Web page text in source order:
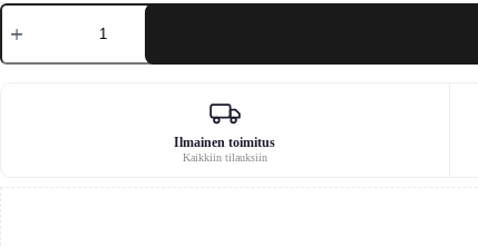
9288
Viper
Ilmainen toimitus
Kaikkiin tilauksiin